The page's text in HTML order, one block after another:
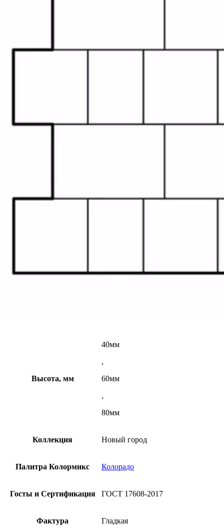
Высота, мм
40мм
,
60мм
,
80мм
Коллекция Новый город
Палитра Колормикс Колорадо
Госты и Сертификация ГОСТ 17608-2017
Фактура Гладкая